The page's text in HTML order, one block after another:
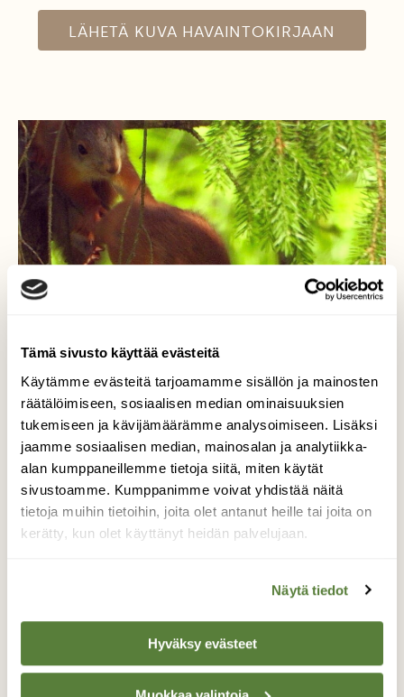
Tämä sivusto käyttää evästeitä
Käytämme evästeitä tarjoamamme sisällön ja mainosten
räätälöimiseen, sosiaalisen median ominaisuuksien
tukemiseen ja kävijämäärämme analysoimiseen. Lisäksi
jaamme sosiaalisen median, mainosalan ja analytiikka-
alan kumppaneillemme tietoja siitä, miten käytät
sivustoamme. Kumppanimme voivat yhdistää näitä
tietoja muihin tietoihin, joita olet antanut heille tai joita on
kerätty, kun olet käyttänyt heidän palvelujaan.
Näytä tiedot
Hyväksy evästeet
LÄHETÄ KUVA HAVAINTOKIRJAAN
Orava poikaset
Valokuvaaja: Satu-Sinikka Vuolteenaho, Kokkola
2.7.2021